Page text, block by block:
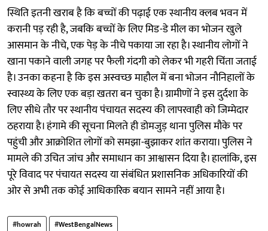
स्थिति इतनी खराब है कि बच्चों की पढ़ाई एक स्थानीय क्लब भवन में
करानी पड़ रही है, जबकि बच्चों के लिए मिड-डे मील का भोजन खुले
आसमान के नीचे, एक पेड़ के नीचे पकाया जा रहा है। स्थानीय लोगों ने
खाना पकाने वाली जगह पर फैली गंदगी को लेकर भी गहरी चिंता जताई
है। उनका कहना है कि इस अस्वच्छ माहौल में बना भोजन नौनिहालों के
स्वास्थ्य के लिए एक बड़ा खतरा बन चुका है। ग्रामीणों ने इस दुर्दशा के
लिए सीधे तौर पर स्थानीय पंचायत सदस्य की लापरवाही को जिम्मेदार
ठहराया है। हंगामे की सूचना मिलते ही डोमजुड़ थाना पुलिस मौके पर
पहुंची और आक्रोशित लोगों को समझा-बुझाकर शांत कराया। पुलिस ने
मामले की उचित जांच और समाधान का आश्वासन दिया है। हालांकि, इस
पूरे विवाद पर पंचायत सदस्य या संबंधित प्रशासनिक अधिकारियों की
ओर से अभी तक कोई आधिकारिक बयान सामने नहीं आया है।
#howrah #WestBengalNews